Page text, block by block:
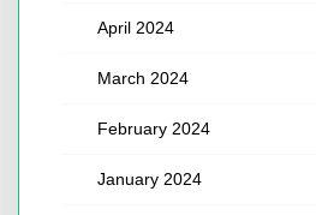
April 2024
March 2024
February 2024
January 2024